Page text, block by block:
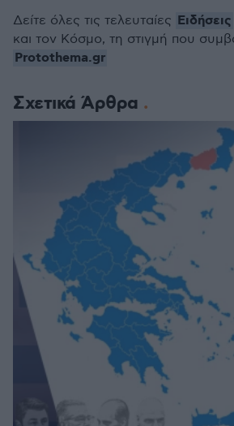
Σχετικά Άρθρα
Δείτε όλες τις τελευταίες Ειδήσεις
και τον Κόσμο, τη στιγμή που
Protothema.gr